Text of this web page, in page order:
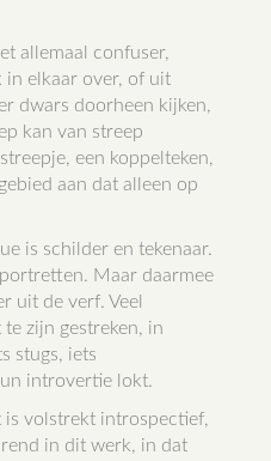
allemaal confuser,
in elkaar over, of uit
dwars doorheen kijken,
kan van streep
een koppelteken,
aan dat alleen op
is schilder en tekenaar.
Maar daarmee
uit de verf. Veel
zijn gestreken, in
stugs, iets
introvertie lokt.
is volstrekt introspectief,
in dit werk, in dat